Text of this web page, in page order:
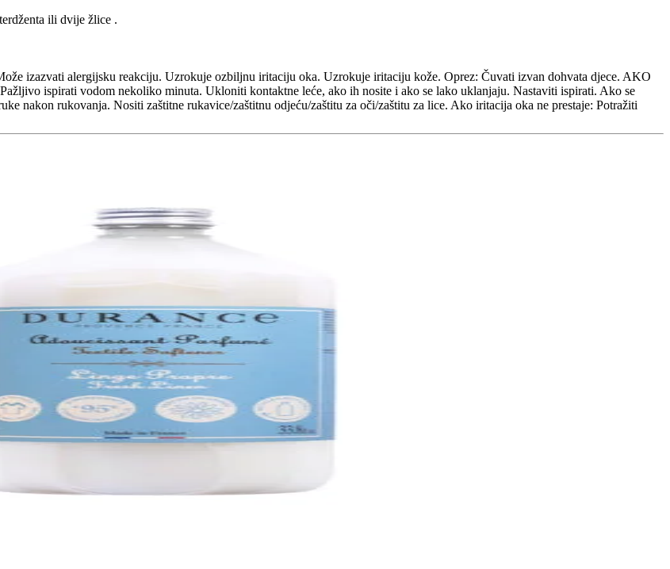
ili dvije žlice .
izazvati alergijsku reakciju. Uzrokuje ozbiljnu iritaciju oka. Uzrokuje iritaciju kože. Oprez: Čuvati izvan dohvata djece. AKO
ispirati vodom nekoliko minuta. Ukloniti kontaktne leće, ako ih nosite i ako se lako uklanjaju. Nastaviti ispirati. Ako se
nakon rukovanja. Nositi zaštitne rukavice/zaštitnu odjeću/zaštitu za oči/zaštitu za lice. Ako iritacija oka ne prestaje: Potražiti